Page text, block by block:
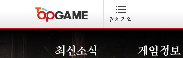
전체게임
최신소식 게임정보